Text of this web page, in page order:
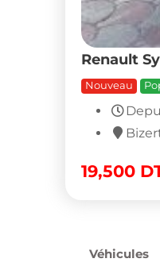
Renault
Nouveau
19,500
Véhicules